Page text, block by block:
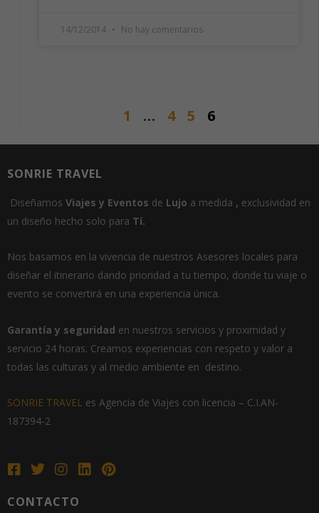
14/12/2014 No hay comentarios
1 … 4 5 6
SONRIE TRAVEL
Diseñamos Viajes y Eventos de Lujo a medida , exclusividad en
un diseño hecho solo para Tí.
Nos basamos en la vivencia de nuestros Asesores locales para
diseñar el itinerario dando prioridad a tu tiempo, donde tu viaje o
evento se convertirá en una experiencia única.
Garantía y seguridad en nuestros servicios y proximidad y
servicio 24 horas. Creamos experiencias con respeto y valor a
todas las culturas y al medio ambiente en destino.
SONRIE TRAVEL es Agencia de Viajes con licencia – C.I.AN-
187394-2
CONTACTO
nuestro sitio,
posibilidad de